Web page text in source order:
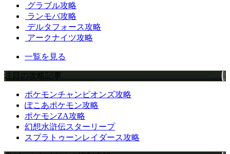
グラブル攻略
ランモバ攻略
デルタフォース攻略
アークナイツ攻略
一覧を見る
注目の攻略記事
ポケモンチャンピオンズ攻略
ぽこあポケモン攻略
ポケモンZA攻略
幻想水滸伝スターリープ
スプラトゥーンレイダース攻略